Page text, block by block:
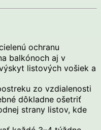
ochranu
balkónoch aj v
listových vošiek a
zo vzdialenosti
dôkladne ošetriť
strany listov, kde